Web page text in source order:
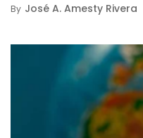
By José A. Amesty Rivera